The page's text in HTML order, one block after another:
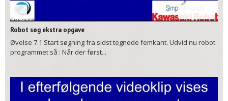
Robot søg ekstra opgave
Øvelse 7.1 Start søgning fra sidst tegnede femkant. Udvid nu robot
programmet så : Når der først...